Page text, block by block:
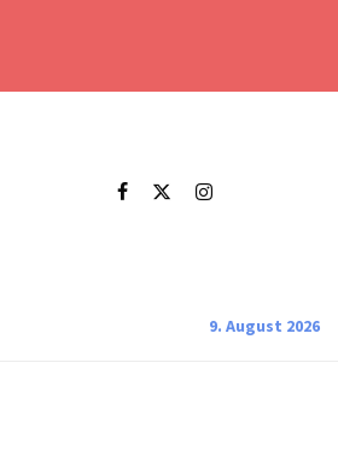
9. August 2026